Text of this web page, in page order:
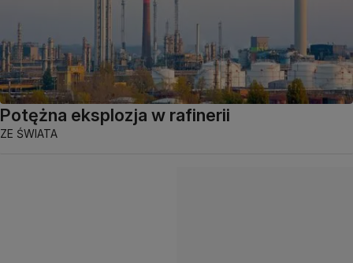
Potężna eksplozja w rafinerii
ZE ŚWIATA